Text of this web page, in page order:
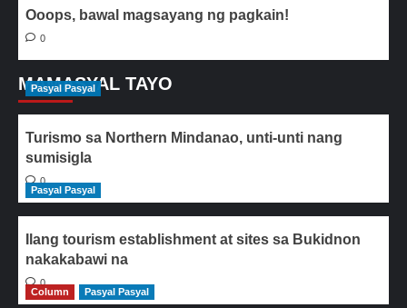
Ooops, bawal magsayang ng pagkain!
0
MAMASYAL TAYO
Pasyal Pasyal
Turismo sa Northern Mindanao, unti-unti nang
sumisigla
0
Pasyal Pasyal
Ilang tourism establishment at sites sa Bukidnon
nakakabawi na
0
Column
Pasyal Pasyal